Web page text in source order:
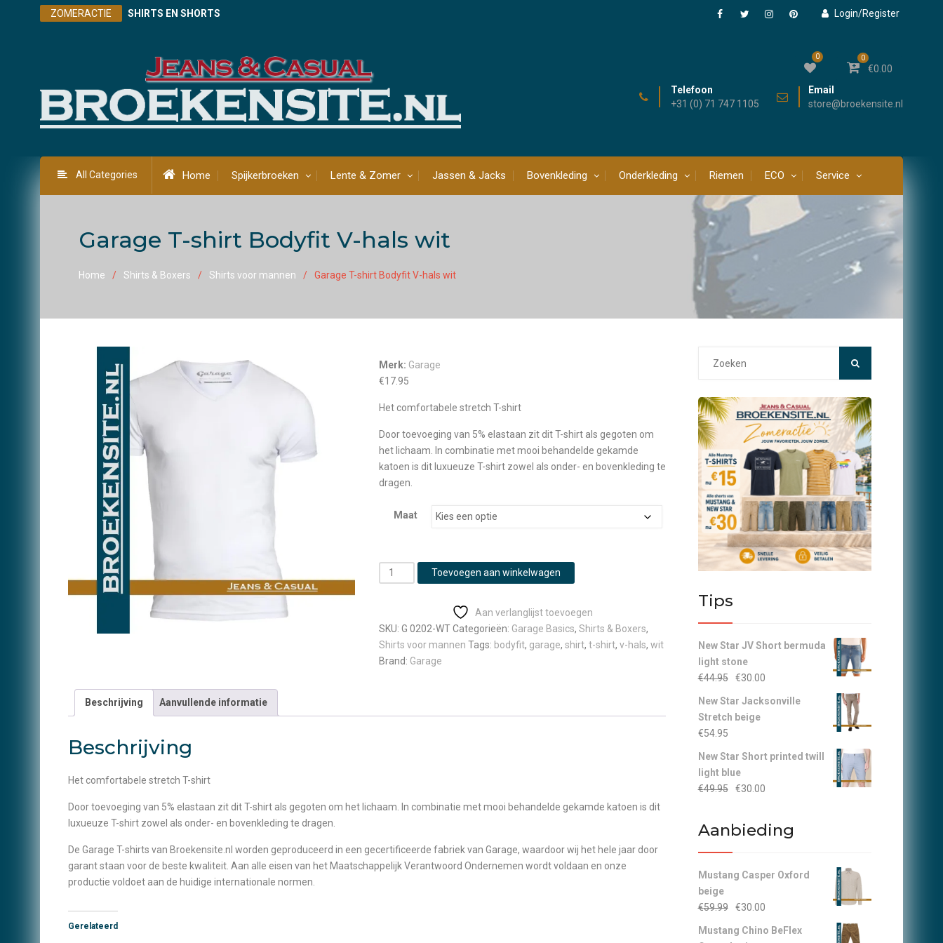
ZOMERACTIE SHIRTS EN SHORTS
Login/Register
0 0
€0.00
Telefoon
+31 (0) 71 747 1105
Email
store@broekensite.nl
All Categories Home Spijkerbroeken Lente & Zomer Jassen & Jacks Bovenkleding Onderkleding Riemen ECO Service
Garage T-shirt Bodyfit V-hals wit
Home Shirts & Boxers Shirts voor mannen Garage T-shirt Bodyfit V-hals wit
Merk: Garage
€17.95
Het comfortabele stretch T-shirt
Door toevoeging van 5% elastaan zit dit T-shirt als gegoten om
het lichaam. In combinatie met mooi behandelde gekamde
katoen is dit luxueuze T-shirt zowel als onder- en bovenkleding te
dragen.
Maat
Garage
T-
V-
hals
wit
Toevoegen aan winkelwagen
Aan verlanglijst toevoegen
SKU:G 0202-WT Categorieën: Garage Basics,Shirts & Boxers,
Shirts voor mannen Tags: bodyfit, garage,shirt,t-shirt,v-hals,wit
Brand: Garage
Beschrijving Aanvullende informatie
Beschrijving
Het comfortabele stretch T-shirt
Door toevoeging van 5% elastaan zit dit T-shirt als gegoten om het lichaam. In combinatie met mooi behandelde gekamde katoen is dit
luxueuze T-shirt zowel als onder- en bovenkleding te dragen.
De Garage T-shirts van Broekensite.nl worden geproduceerd in een gecertificeerde fabriek van Garage, waardoor wij het hele jaar door
garant staan voor de beste kwaliteit. Aan alle eisen van het Maatschappelijk Verantwoord Ondernemen wordt voldaan en onze
productie voldoet aan de huidige internationale normen.
Gerelateerd
Tips
New Star JV Short bermuda
light stone
€44.95
Oorspronkelijke
€44.95.
€30.00
New Star Jacksonville
Stretch beige
€54.95
New Star Short printed twill
light blue
€49.95
Oorspronkelijke
€49.95.
€30.00
€30.00.
Aanbieding
Mustang Casper Oxford
beige
€59.99
Oorspronkelijke
was:
€30.00
Mustang Chino BeFlex